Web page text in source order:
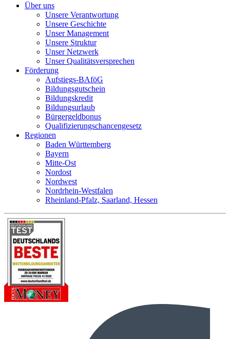
Über uns
Unsere Verantwortung
Unsere Geschichte
Unser Management
Unsere Struktur
Unser Netzwerk
Unser Qualitätsversprechen
Förderung
Aufstiegs-BAföG
Bildungsgutschein
Bildungskredit
Bildungsurlaub
Bürgergeldbonus
Qualifizierungschancengesetz
Regionen
Baden Württemberg
Bayern
Mitte-Ost
Nordost
Nordwest
Nordrhein-Westfalen
Rheinland-Pfalz, Saarland, Hessen